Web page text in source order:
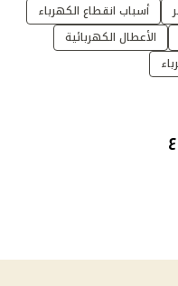
أسباب انقطاع الكهرباء
الأعطال الكهربائية